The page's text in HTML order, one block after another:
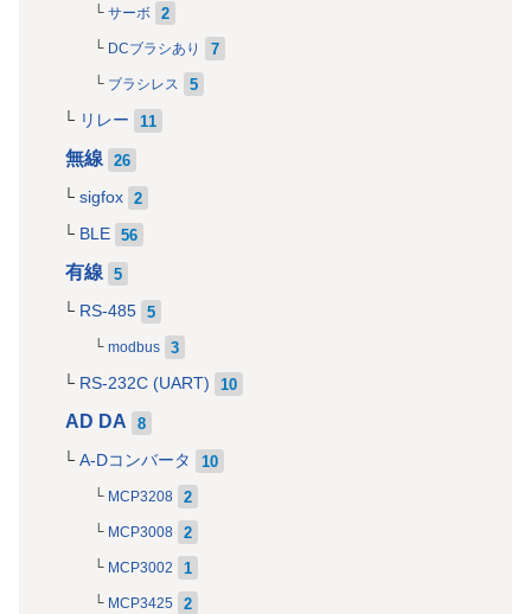
サーボ 2
DCブラシあり 7
ブラシレス 5
リレー 11
無線 26
sigfox 2
BLE 56
有線 5
RS-485 5
modbus 3
RS-232C (UART) 10
AD DA 8
A-Dコンバータ 10
MCP3208 2
MCP3008 2
MCP3002 1
MCP3425 2